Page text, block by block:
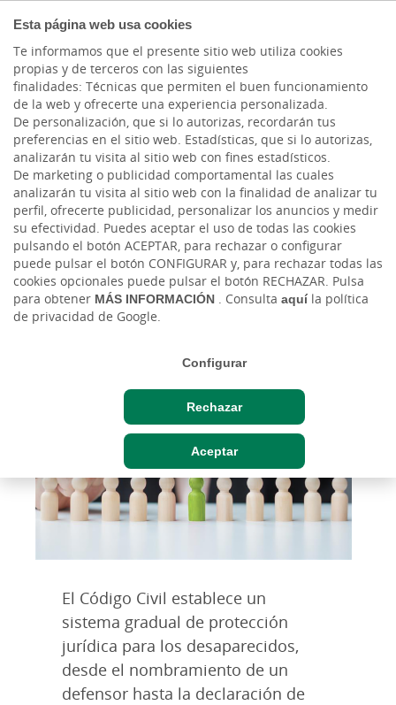
Esta página web usa cookies
Te informamos que el presente sitio web utiliza cookies
propias y de terceros con las siguientes
finalidades: Técnicas que permiten el buen funcionamiento
de la web y ofrecerte una experiencia personalizada.
De personalización, que si lo autorizas, recordarán tus
preferencias en el sitio web. Estadísticas, que si lo autorizas,
analizarán tu visita al sitio web con fines estadísticos.
De marketing o publicidad comportamental las cuales
analizarán tu visita al sitio web con la finalidad de analizar tu
perfil, ofrecerte publicidad, personalizar los anuncios y medir
su efectividad. Puedes aceptar el uso de todas las cookies
pulsando el botón ACEPTAR, para rechazar o configurar
puede pulsar el botón CONFIGURAR y, para rechazar todas las
cookies opcionales puede pulsar el botón RECHAZAR. Pulsa
para obtener MÁS INFORMACIÓN . Consulta aquíla política
de privacidad de Google.
Configurar
Rechazar
Aceptar
Actualidad
La desaparición de
personas: Cuando el
derecho suple la
incertidumbre
Mié, 12/11/2025 - 12:00
El Código Civil establece un
sistema gradual de protección
jurídica para los desaparecidos,
desde el nombramiento de un
defensor hasta la declaración de